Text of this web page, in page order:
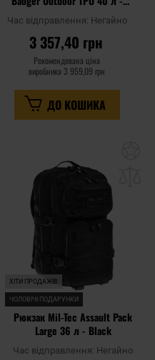
Military Green
Час відправлення: Негайно
3 357,40 грн
Рекомендована ціна
виробника 3 959,09 грн
ДО КОШИКА
уподобань
ХІТИ ПРОДАЖІВ
ЧОЛОВІЧІ ПОДАРУНКИ
Рюкзак Mil-Tec Assault Pack
Large 36 л - Black
Час відправлення: Негайно